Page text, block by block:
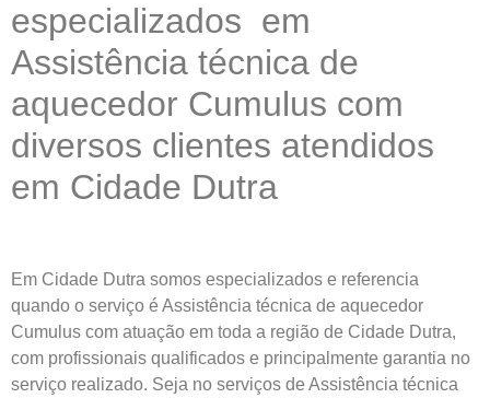
especializados em
Assistência técnica de
aquecedor Cumulus com
diversos clientes atendidos
em Cidade Dutra
Em Cidade Dutra somos especializados e referencia
quando o serviço é Assistência técnica de aquecedor
Cumulus com atuação em toda a região de Cidade Dutra,
com profissionais qualificados e principalmente garantia no
serviço realizado. Seja no serviços de Assistência técnica